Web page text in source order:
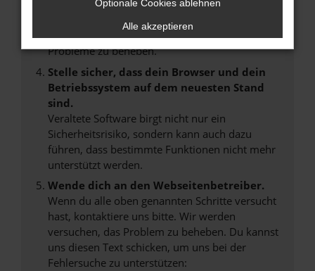
Starte dein Gerät neu.
Das kann manchmal helfen, vorübergehende
Probleme zu beheben.
Stelle sicher, dass dein Browser und dein
Betriebssystem auf dem neuesten Stand
sind.
Veraltete Software birgt nicht nur ein
Sicherheitsrisiko, sondern kann auch dazu
führen, dass bestimmte Funktionen nicht mehr
unterstützt werden.
Wende dich an den Webseitenbetreiber.
Wenn du alle oben genannten Schritte versucht
hast, kontaktiere uns bitte. Wir werden
versuchen, das Problem zu beheben. Du kannst
uns diesen Text schicken, um uns bei der
Fehlersuche zu unterstützen:
Optionale Cookies ablehnen
Alle akzeptieren